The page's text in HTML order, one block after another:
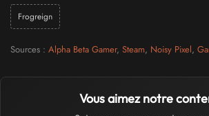
Frogreign
Sources : Alpha Beta Gamer, Steam, Noisy Pixel,
Vous aimez notre